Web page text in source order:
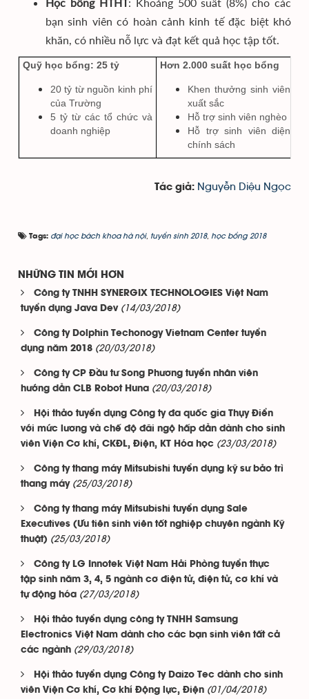
bạn sinh viên có hoàn cảnh kinh tế đặc biệt khó
khăn, có nhiều nỗ lực và đạt kết quả học tập tốt.
Quỹ học bổng: 25 tỷ
20 tỷ từ nguồn kinh phí
của Trường
5 tỷ từ các tổ chức và
doanh nghiệp
Hơn 2.000 suất học bổng
Khen thưởng sinh viên
xuất sắc
Hỗ trợ sinh viên nghèo
Hỗ trợ sinh viên diện
chính sách
Tác giả: Nguyễn Diệu Ngọc
Tags: đại học bách khoa hà nội, tuyển sinh 2018, học bổng 2018
NHỮNG TIN MỚI HƠN
Công ty TNHH SYNERGIX TECHNOLOGIES Việt Nam
tuyển dụng Java Dev (14/03/2018)
Công ty Dolphin Techonogy Vietnam Center tuyển
dụng năm 2018 (20/03/2018)
Công ty CP Đầu tư Song Phương tuyển nhân viên
hướng dẫn CLB Robot Huna (20/03/2018)
Hội thảo tuyển dụng Công ty đa quốc gia Thụy Điển
với mức lương và chế độ đãi ngộ hấp dẫn dành cho sinh
viên Viện Cơ khí, CKĐL, Điện, KT Hóa học (23/03/2018)
Công ty thang máy Mitsubishi tuyển dụng kỹ sư bảo trì
thang máy (25/03/2018)
Công ty thang máy Mitsubishi tuyển dụng Sale
Executives (Ưu tiên sinh viên tốt nghiệp chuyên ngành Kỹ
thuật) (25/03/2018)
Công ty LG Innotek Việt Nam Hải Phòng tuyển thực
tập sinh năm 3, 4, 5 ngành cơ điện tử, điện tử, cơ khí và
tự động hóa (27/03/2018)
Hội thảo tuyển dụng công ty TNHH Samsung
Electronics Việt Nam dành cho các bạn sinh viên tất cả
các ngành (29/03/2018)
Hội thảo tuyển dụng Công ty Daizo Tec dành cho sinh
viên Viện Cơ khí, Cơ khí Động lực, Điện (01/04/2018)